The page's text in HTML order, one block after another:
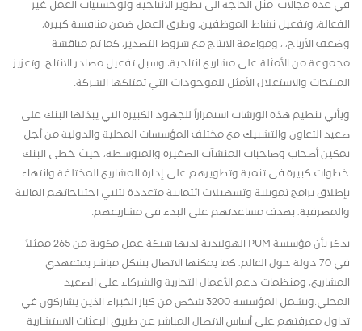
في عدة مجالات مثل الحاجة الى تطوير الانتاجية ولوجستيات العمل غير
الفعالة، وتفعيل نشاط الموظفين، وطرق العمل ضمن منافسة كبيرة،
وضعف الأرباح، ، ومواءمة الانتاج مع شروط التصدير، كما تم مناقشة
مجموعة من الأمثلة على مشاريع انتاجية، وسبل تفعيل مصادر الانتاج، وتعزيز
المنتجات والاستغلال الأمثل للموجودات التي تمتلكها الشركة.
ويأتي تنظيم هذه الورشات استمراراً للجهود الكبيرة التي يبذلها البنك على
صعيد التعاون والتشبيك مع مختلف المؤسسات المحلية والدولية من أجل
تمكين أصحاب وصاحبات المنشآت الصغيرة والمتوسطة، حيث خطى البنك
خطوات كبيرة في تنمية وتطويرهم على إدارة المشاريع المختلفة وانتهاء
بإطلاق برامج تمويلية وتسهيلات ائتمانية متعددة لتلبي احتياجاتهم المالية
والمصرفية، بهدف مساعدتهم على البدء في مشاريعهم.
يذكر بأن مؤسسة PUM الهولندية لديها شبكة عمل مكونة من 265 ممثلاً
في 70 دولة حول العالم، كما يمكنها الاتصال بشكل مباشر بمتعهدي
المشاريع، ومنظمات دعم الأعمال التجارية والشركاء على الصعيد
المحلي. وتشمل المؤسسة 3200 شخص من كبار الخبراء الذين يشاركون في
تداول معرفتهم على أساس الاتصال المباشر عن طريق البعثات الاستشارية